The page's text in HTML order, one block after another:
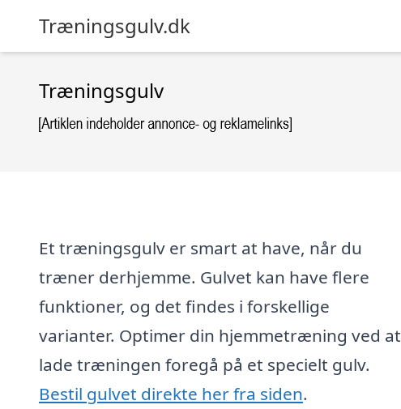
Træningsgulv.dk
Træningsgulv
Et træningsgulv er smart at have, når du
træner derhjemme. Gulvet kan have flere
funktioner, og det findes i forskellige
varianter. Optimer din hjemmetræning ved at
lade træningen foregå på et specielt gulv.
Bestil gulvet direkte her fra siden.